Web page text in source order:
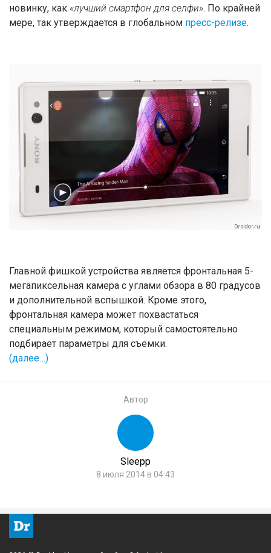
новинку, как «лучший смартфон для селфи». По крайней
мере, так утверждается в глобальном пресс-релизе.
Главной фишкой устройства является фронтальная 5-
мегапиксельная камера с углами обзора в 80 градусов
и дополнительной вспышкой. Кроме этого,
фронтальная камера может похвастаться
специальным режимом, который самостоятельно
подбирает параметры для съемки.
(далее…)
Автор
Sleepp
8 июля 2014 в 04:43